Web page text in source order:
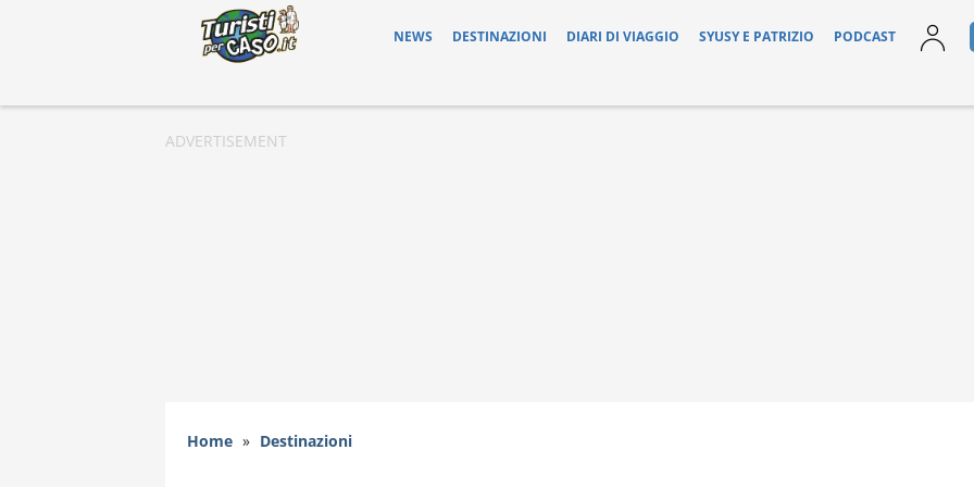
NEWS DESTINAZIONI DIARI DI VIAGGIO SYUSY E PATRIZIO PODCAST
Home » Destinazioni